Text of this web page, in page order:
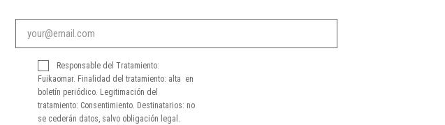
Responsable del Tratamiento:
Fuikaomar. Finalidad del tratamiento: alta en
boletín periódico. Legitimación del
tratamiento: Consentimiento. Destinatarios: no
se cederán datos, salvo obligación legal.